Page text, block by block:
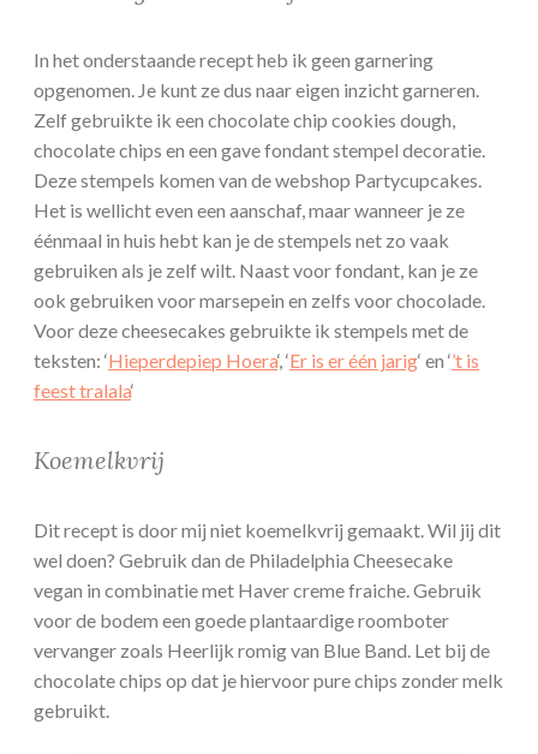
In het onderstaande recept heb ik geen garnering
opgenomen. Je kunt ze dus naar eigen inzicht garneren.
Zelf gebruikte ik een chocolate chip cookies dough,
chocolate chips en een gave fondant stempel decoratie.
Deze stempels komen van de webshop Partycupcakes.
Het is wellicht even een aanschaf, maar wanneer je ze
éénmaal in huis hebt kan je de stempels net zo vaak
gebruiken als je zelf wilt. Naast voor fondant, kan je ze
ook gebruiken voor marsepein en zelfs voor chocolade.
Voor deze cheesecakes gebruikte ik stempels met de
teksten: ‘Hieperdepiep Hoera‘, ‘Er is er één jarig‘ en ‘’t is
feest tralala‘
Koemelkvrij
Dit recept is door mij niet koemelkvrij gemaakt. Wil jij dit
wel doen? Gebruik dan de Philadelphia Cheesecake
vegan in combinatie met Haver creme fraiche. Gebruik
voor de bodem een goede plantaardige roomboter
vervanger zoals Heerlijk romig van Blue Band. Let bij de
chocolate chips op dat je hiervoor pure chips zonder melk
gebruikt.